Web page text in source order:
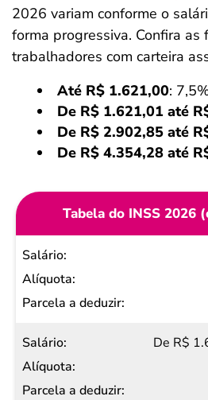
2026 variam conforme o
forma progressiva. Confira as
trabalhadores com carteira
Até R$ 1.621,00:
De R$ 1.621,01 até
De R$ 2.902,85 até
De R$ 4.354,28 até
Tabela do INSS 2026
Salário
Alíquota
Parcela
deduzir
De R$